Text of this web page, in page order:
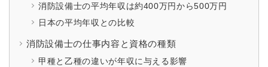
消防設備士の平均年収は約400万円から500万円
日本の平均年収との比較
消防設備士の仕事内容と資格の種類
甲種と乙種の違いが年収に与える影響